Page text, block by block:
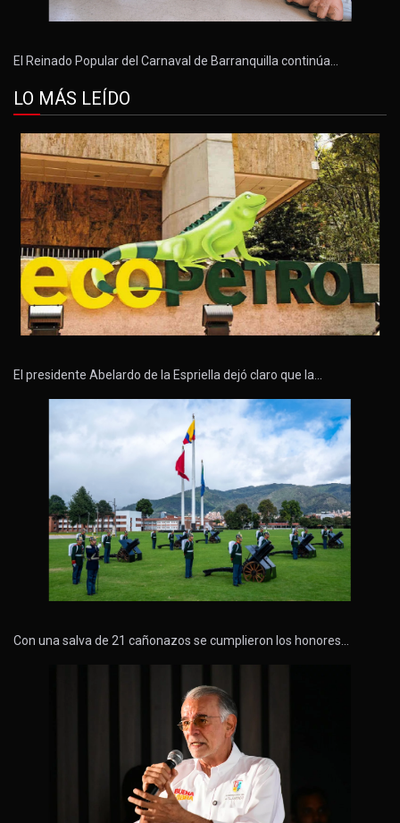
El Reinado Popular del Carnaval de Barranquilla continúa…
LO MÁS LEÍDO
El presidente Abelardo de la Espriella dejó claro que la…
Con una salva de 21 cañonazos se cumplieron los honores…